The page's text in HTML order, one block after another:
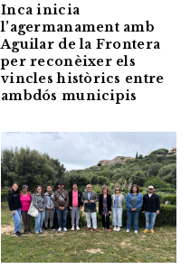
Inca inicia
l’agermanament amb
Aguilar de la Frontera
per reconèixer els
vincles històrics entre
ambdós municipis